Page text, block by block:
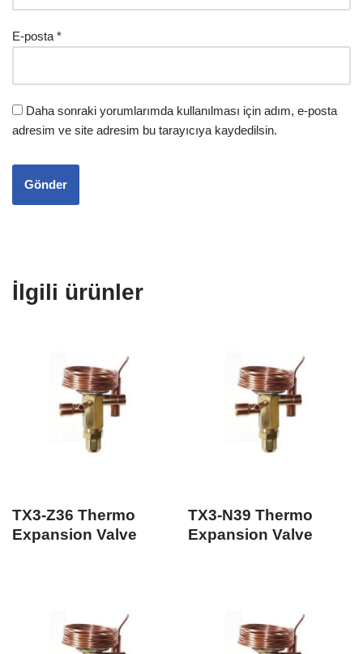
E-posta *
Daha sonraki yorumlarımda kullanılması için adım, e-posta
adresim ve site adresim bu tarayıcıya kaydedilsin.
İlgili ürünler
TX3-Z36 Thermo
Expansion Valve
TX3-N39 Thermo
Expansion Valve